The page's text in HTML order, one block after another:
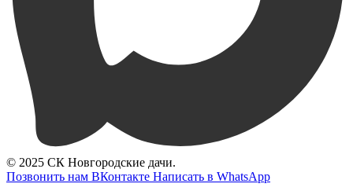
© 2025 СК Новгородские дачи.
Позвонить нам ВКонтакте Написать в WhatsApp